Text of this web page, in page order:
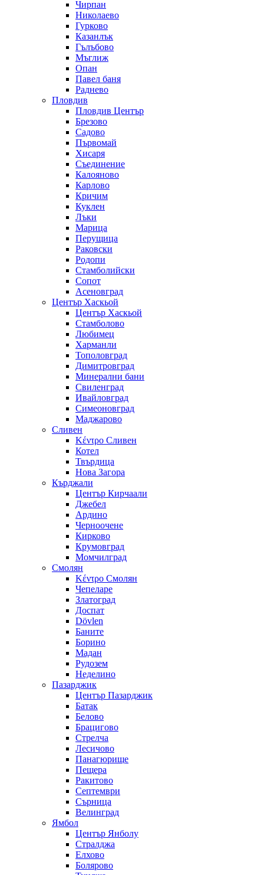
Чирпан
Николаево
Гурково
Казанлък
Гълъбово
Мъглиж
Опан
Павел баня
Раднево
Пловдив
Пловдив Център
Брезово
Садово
Първомай
Хисаря
Съединение
Калояново
Карлово
Кричим
Куклен
Лъки
Марица
Перущица
Раковски
Родопи
Стамболийски
Сопот
Асеновград
Център Хаскьой
Център Хаскьой
Стамболово
Любимец
Харманли
Тополовград
Димитровград
Минерални бани
Свиленград
Ивайловград
Симеоновград
Маджарово
Сливен
Κέντρο Сливен
Котел
Твърдица
Нова Загора
Кърджали
Център Кирчаали
Джебел
Ардино
Черноочене
Кирково
Крумовград
Момчилград
Смолян
Κέντρο Смолян
Чепеларе
Златоград
Доспат
Dövlen
Баните
Борино
Мадан
Рудозем
Неделино
Пазарджик
Център Пазарджик
Батак
Белово
Брацигово
Стрелча
Лесичово
Панагюрище
Пещера
Ракитово
Септември
Сърница
Велинград
Ямбол
Център Янболу
Стралджа
Елхово
Болярово